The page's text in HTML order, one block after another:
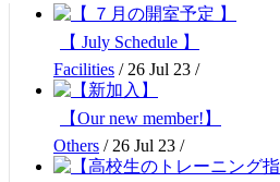
【 July Schedule 】
Facilities /26 Jul 23 /
【Our new member!】
Others /26 Jul 23 /